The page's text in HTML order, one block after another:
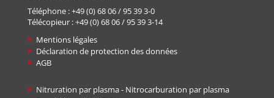
Téléphone : +49 (0) 68 06 / 95 39 3-0
Télécopieur : +49 (0) 68 06 / 95 39 3-14
Mentions légales
Déclaration de protection des données
AGB
Nitruration par plasma - Nitrocarburation par plasma